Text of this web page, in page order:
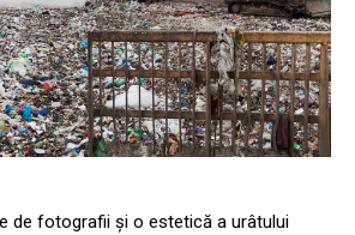
de fotografii și o estetică a urâtului